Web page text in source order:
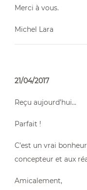
Merci à vous.
Michel Lara
21/04/2017
Reçu aujourd’hui...
Parfait !
C’est un vrai
concepteur et aux
Amicalement,